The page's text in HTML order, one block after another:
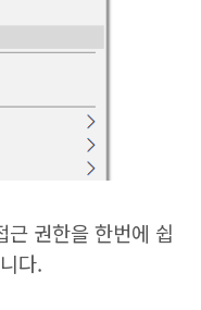
권한을 한번에 쉽
다.